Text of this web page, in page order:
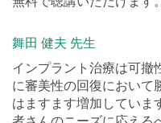
舞田 健夫 先生
インプラント治療は可撤
に審美性の回復において
はますます増加していま